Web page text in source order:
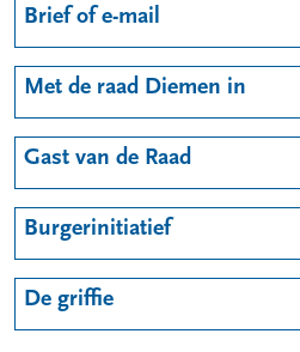
Brief of e-mail
Met de raad Diemen in
Gast van de Raad
Burgerinitiatief
De griffie